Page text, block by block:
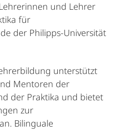
und Lehrer
für
der Philipps-Universität
unterstützt
Mentoren der
der Praktika und bietet
zur
Bilinguale